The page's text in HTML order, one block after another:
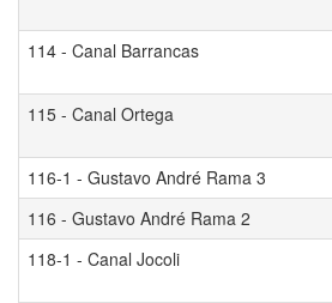
114 - Canal Barrancas
115 - Canal Ortega
116-1 - Gustavo André Rama 3
116 - Gustavo André Rama 2
118-1 - Canal Jocoli